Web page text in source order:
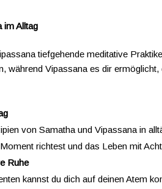
im Alltag
tiefgehende meditative
während Vipassana es dir
von Samatha und Vipassana in
richtest und das Leben mit
Ruhe
kannst du dich auf deinen Atem